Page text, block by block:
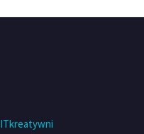
ITkreatywni